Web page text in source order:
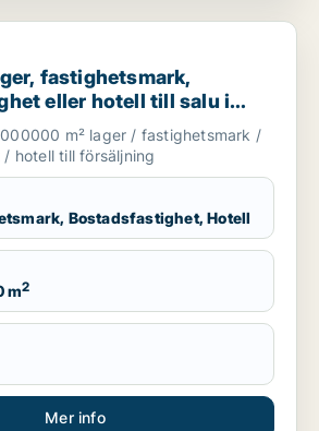
bostadsfastighet eller
fastighetsmark,
eller hotell till salu i
m² lager / fastighetsmark /
hotell till försäljning
Bostadsfastighet, Hotell
m2
Mer info